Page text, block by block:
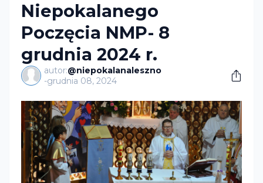
Niepokalanego
Poczęcia NMP- 8
grudnia 2024 r.
autor:@niepokalanaleszno
-grudnia 08, 2024